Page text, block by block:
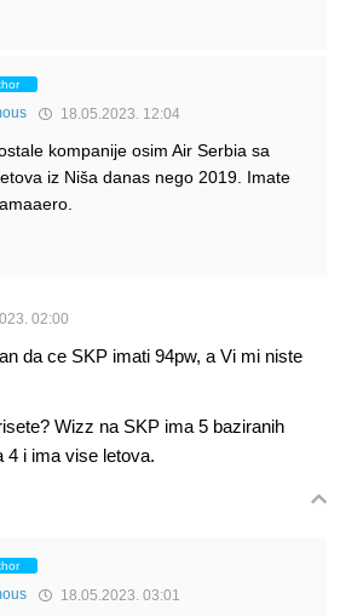
18.05.2023. 12:04
kompanije osim Air Serbia sa
iz Niša danas nego 2019. Imate
02:00
da ce SKP imati 94pw, a Vi mi niste
Wizz na SKP ima 5 baziranih
4 i ima vise letova.
18.05.2023. 03:01